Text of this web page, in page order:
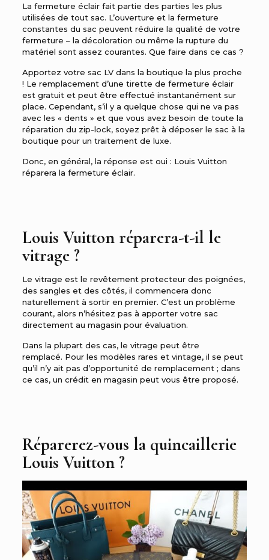
La fermeture éclair fait partie des parties les plus
utilisées de tout sac. L’ouverture et la fermeture
constantes du sac peuvent réduire la qualité de votre
fermeture – la décoloration ou même la rupture du
matériel sont assez courantes. Que faire dans ce cas ?
Apportez votre sac LV dans la boutique la plus proche
! Le remplacement d’une tirette de fermeture éclair
est gratuit et peut être effectué instantanément sur
place. Cependant, s’il y a quelque chose qui ne va pas
avec les « dents » et que vous avez besoin de toute la
réparation du zip-lock, soyez prêt à déposer le sac à la
boutique pour un traitement de luxe.
Donc, en général, la réponse est oui : Louis Vuitton
réparera la fermeture éclair.
Louis Vuitton réparera-t-il le
vitrage ?
Le vitrage est le revêtement protecteur des poignées,
des sangles et des côtés, il commencera donc
naturellement à sortir en premier. C’est un problème
courant, alors n’hésitez pas à apporter votre sac
directement au magasin pour évaluation.
Dans la plupart des cas, le vitrage peut être
remplacé. Pour les modèles rares et vintage, il se peut
qu’il n’y ait pas d’opportunité de remplacement ; dans
ce cas, un crédit en magasin peut vous être proposé.
Réparerez-vous la quincaillerie
Louis Vuitton ?